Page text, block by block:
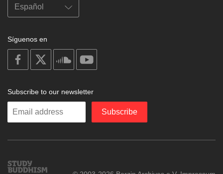
Síguenos en
on
facebook
soundcloud
Subscribe to our newsletter
Enter
Subscribe
Study